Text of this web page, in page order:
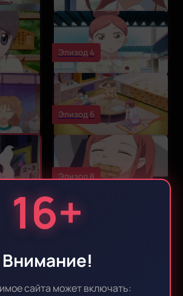
16+
Внимание!
сайта может включать:
Эпизод 4
Эпизод 6
Эпизод 8